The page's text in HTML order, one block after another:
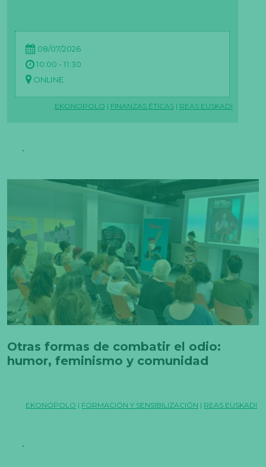
08/07/2026
10:00 - 11:30
ONLINE
EKONOPOLO | FINANZAS ÉTICAS | REAS EUSKADI
Otras formas de combatir el odio:
humor, feminismo y comunidad
EKONOPOLO | FORMACIÓN Y SENSIBILIZACIÓN | REAS EUSKADI